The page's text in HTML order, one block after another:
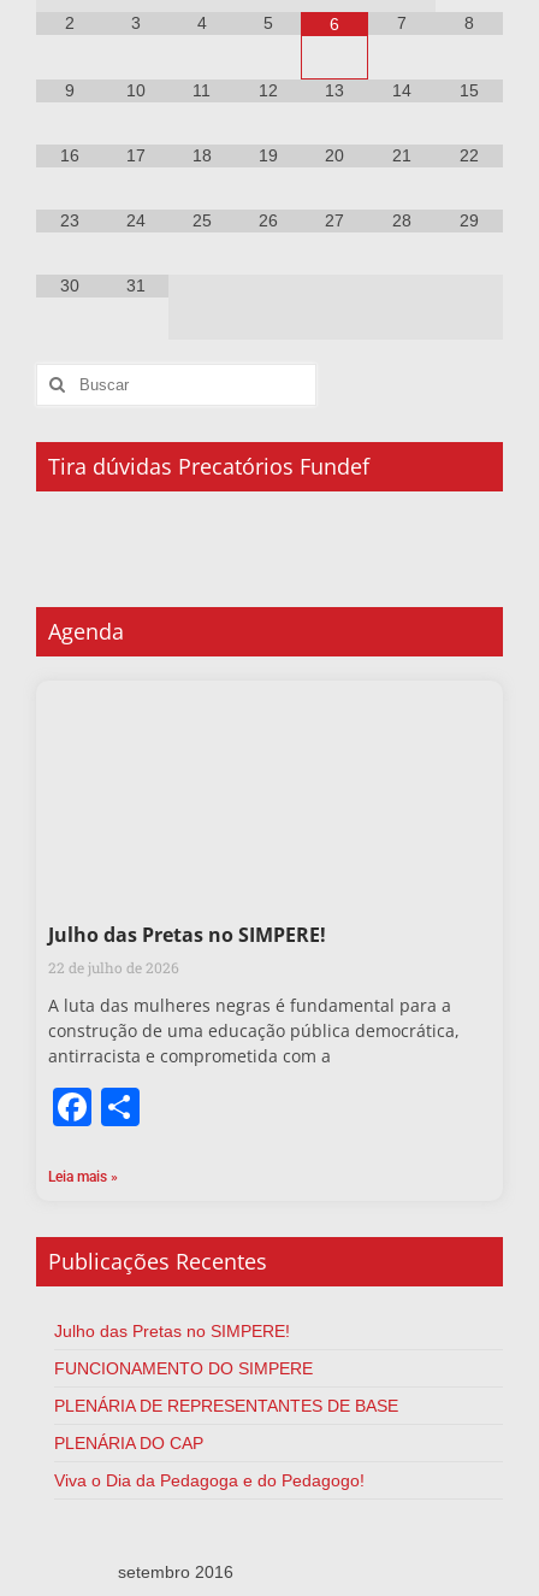
2 3 4 5 6 7 8
9 10 11 12 13 14 15
16 17 18 19 20 21 22
23 24 25 26 27 28 29
30 31
Tira dúvidas Precatórios Fundef
Agenda
Julho das Pretas no SIMPERE!
22 de julho de 2026
A luta das mulheres negras é fundamental para a
construção de uma educação pública democrática,
antirracista e comprometida com a
Facebook
Leia mais »
Publicações Recentes
Julho das Pretas no SIMPERE!
FUNCIONAMENTO DO SIMPERE
PLENÁRIA DE REPRESENTANTES DE BASE
PLENÁRIA DO CAP
Viva o Dia da Pedagoga e do Pedagogo!
setembro 2016